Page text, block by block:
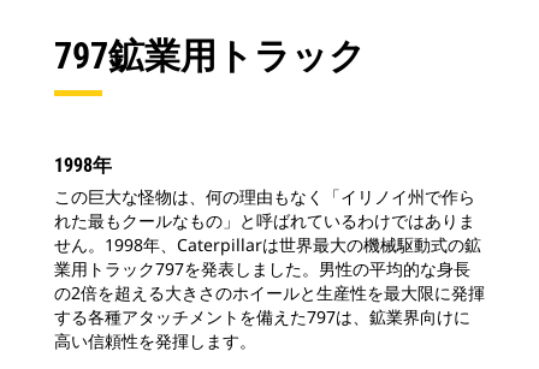
797鉱業用トラック
1998年
この巨大な怪物は、何の理由もなく「イリノイ州で作ら
れた最もクールなもの」と呼ばれているわけではありま
せん。1998年、Caterpillarは世界最大の機械駆動式の鉱
業用トラック797を発表しました。男性の平均的な身長
の2倍を超える大きさのホイールと生産性を最大限に発揮
する各種アタッチメントを備えた797は、鉱業界向けに
高い信頼性を発揮します。